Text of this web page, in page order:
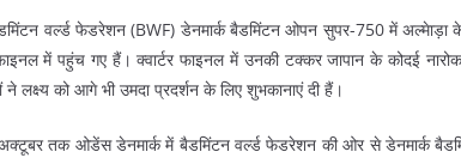
वर्ल्ड फेडरेशन (BWF) डेनमार्क बैडमिंटन ओपन सुपर-750 में अल्मेाड़ा
में पहुंच गए हैं। क्वार्टर फाइनल में उनकी टक्कर जापान के कोदई
ने लक्ष्य को आगे भी उमदा प्रदर्शन के लिए शुभकानाएं दी हैं।
तक ओडेंस डेनमार्क में बैडमिंटन वर्ल्ड फेडरेशन की ओर से डेनमार्क